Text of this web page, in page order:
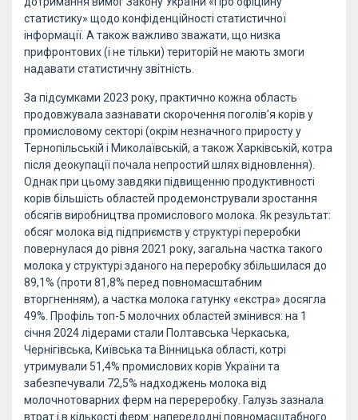
статистику» щодо конфіденційності статистичної
інформації. А також важливо зважати, що низка
прифронтових (і не тільки) територій не мають змоги
надавати статистичну звітність.
За підсумками 2023 року, практично кожна область
продовжувала зазнавати скорочення поголів’я корів у
промисловому секторі (окрім незначного приросту у
Тернопільській і Миколаївській, а також Харківській, котра
після деокупації почала непростий шлях відновлення).
Однак при цьому завдяки підвищенню продуктивності
корів більшість областей продемонстрували зростання
обсягів виробництва промислового молока. Як результат:
обсяг молока від підприємств у структурі переробки
повернулася до рівня 2021 року, загальна частка такого
молока у структурі зданого на переробку збільшилася до
89,1% (проти 81,8% перед повномасштабним
вторгненням), а частка молока гатунку «екстра» досягла
49%. Профіль топ-5 молочних областей змінився: на 1
січня 2024 лідерами стали Полтавська Черкаська,
Чернігівська, Київська та Вінницька області, котрі
утримували 51,4% промислових корів України та
забезпечували 72,5% надходжень молока від
молочнотоварних ферм на перереробку. Галузь зазнала
втрат і в кількості ферм: напередодні повномасштабного